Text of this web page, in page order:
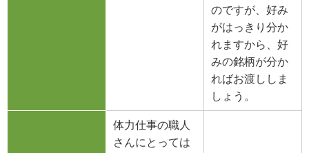
のですが、好み
がはっきり分か
れますから、好
みの銘柄が分か
ればお渡ししま
しょう。
体力仕事の職人
さんにとっては